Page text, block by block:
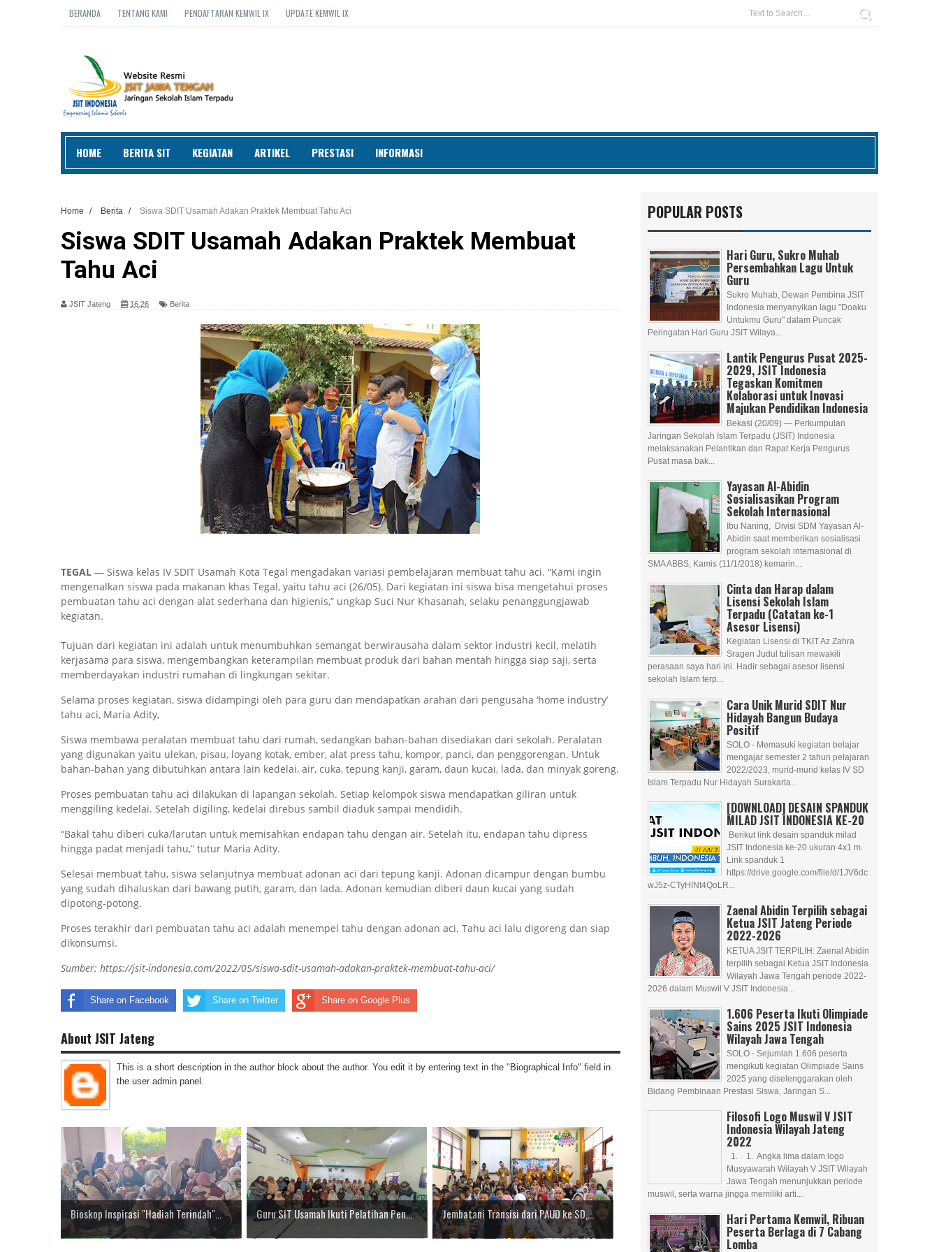
BERANDA TENTANG KAMI PENDAFTARAN KEMWIL IX UPDATE KEMWIL IX
HOME BERITA SIT KEGIATAN ARTIKEL PRESTASI INFORMASI
Home / Berita / Siswa SDIT Usamah Adakan Praktek Membuat Tahu Aci
Siswa SDIT Usamah Adakan Praktek Membuat
Tahu Aci
JSIT Jateng 16.26 Berita
TEGAL — Siswa kelas IV SDIT Usamah Kota Tegal mengadakan variasi pembelajaran membuat tahu aci. “Kami ingin
mengenalkan siswa pada makanan khas Tegal, yaitu tahu aci (26/05). Dari kegiatan ini siswa bisa mengetahui proses
pembuatan tahu aci dengan alat sederhana dan higienis,” ungkap Suci Nur Khasanah, selaku penanggungjawab
kegiatan.
Tujuan dari kegiatan ini adalah untuk menumbuhkan semangat berwirausaha dalam sektor industri kecil, melatih
kerjasama para siswa, mengembangkan keterampilan membuat produk dari bahan mentah hingga siap saji, serta
memberdayakan industri rumahan di lingkungan sekitar.
Selama proses kegiatan, siswa didampingi oleh para guru dan mendapatkan arahan dari pengusaha ‘home industry’
tahu aci, Maria Adity,
Siswa membawa peralatan membuat tahu dari rumah, sedangkan bahan-bahan disediakan dari sekolah. Peralatan
yang digunakan yaitu ulekan, pisau, loyang kotak, ember, alat press tahu, kompor, panci, dan penggorengan. Untuk
bahan-bahan yang dibutuhkan antara lain kedelai, air, cuka, tepung kanji, garam, daun kucai, lada, dan minyak goreng.
Proses pembuatan tahu aci dilakukan di lapangan sekolah. Setiap kelompok siswa mendapatkan giliran untuk
menggiling kedelai. Setelah digiling, kedelai direbus sambil diaduk sampai mendidih.
“Bakal tahu diberi cuka/larutan untuk memisahkan endapan tahu dengan air. Setelah itu, endapan tahu dipress
hingga padat menjadi tahu,” tutur Maria Adity.
Selesai membuat tahu, siswa selanjutnya membuat adonan aci dari tepung kanji. Adonan dicampur dengan bumbu
yang sudah dihaluskan dari bawang putih, garam, dan lada. Adonan kemudian diberi daun kucai yang sudah
dipotong-potong.
Proses terakhir dari pembuatan tahu aci adalah menempel tahu dengan adonan aci. Tahu aci lalu digoreng dan siap
dikonsumsi.
Sumber: https://jsit-indonesia.com/2022/05/siswa-sdit-usamah-adakan-praktek-membuat-tahu-aci/
Share on Facebook Share on Twitter Share on Google Plus
About JSIT Jateng
This is a short description in the author block about the author. You edit it by entering text in the "Biographical Info" field in
the user admin panel.
Bioskop Inspirasi "Hadiah Terindah"... Guru SIT Usamah Ikuti Pelatihan Pen... Jembatani Transisi dari PAUD ke SD,...
POPULAR POSTS
Hari Guru, Sukro Muhab
Persembahkan Lagu Untuk
Guru
Sukro Muhab, Dewan Pembina JSIT
Indonesia menyanyikan lagu "Doaku
Untukmu Guru" dalam Puncak
Peringatan Hari Guru JSIT Wilaya...
Lantik Pengurus Pusat 2025-
2029, JSIT Indonesia
Tegaskan Komitmen
Kolaborasi untuk Inovasi
Majukan Pendidikan Indonesia
Bekasi (20/09) — Perkumpulan
Jaringan Sekolah Islam Terpadu (JSIT) Indonesia
melaksanakan Pelantikan dan Rapat Kerja Pengurus
Pusat masa bak...
Yayasan Al-Abidin
Sosialisasikan Program
Sekolah Internasional
Ibu Naning, Divisi SDM Yayasan Al-
Abidin saat memberikan sosialisasi
program sekolah internasional di
SMA ABBS, Kamis (11/1/2018) kemarin...
Cinta dan Harap dalam
Lisensi Sekolah Islam
Terpadu (Catatan ke-1
Asesor Lisensi)
Kegiatan Lisensi di TKIT Az Zahra
Sragen Judul tulisan mewakili
perasaan saya hari ini. Hadir sebagai asesor lisensi
sekolah Islam terp...
Cara Unik Murid SDIT Nur
Hidayah Bangun Budaya
Positif
SOLO - Memasuki kegiatan belajar
mengajar semester 2 tahun pelajaran
2022/2023, murid-murid kelas IV SD
Islam Terpadu Nur Hidayah Surakarta...
[DOWNLOAD] DESAIN SPANDUK
MILAD JSIT INDONESIA KE-20
Berikut link desain spanduk milad
JSIT Indonesia ke-20 ukuran 4x1 m.
Link spanduk 1
https://drive.google.com/file/d/1JV6dc
wJ5z-CTyHINt4QoLR...
Zaenal Abidin Terpilih sebagai
Ketua JSIT Jateng Periode
2022-2026
KETUA JSIT TERPILIH: Zaenal Abidin
terpilih sebagai Ketua JSIT Indonesia
Wilayah Jawa Tengah periode 2022-
2026 dalam Muswil V JSIT Indonesia...
1.606 Peserta Ikuti Olimpiade
Sains 2025 JSIT Indonesia
Wilayah Jawa Tengah
SOLO - Sejumlah 1.606 peserta
mengikuti kegiatan Olimpiade Sains
2025 yang diselenggarakan oleh
Bidang Pembinaan Prestasi Siswa, Jaringan S...
Filosofi Logo Muswil V JSIT
Indonesia Wilayah Jateng
2022
1. 1. Angka lima dalam logo
Musyawarah Wilayah V JSIT Wilayah
Jawa Tengah menunjukkan periode
muswil, serta warna jingga memiliki arti...
Hari Pertama Kemwil, Ribuan
Peserta Berlaga di 7 Cabang
Lomba